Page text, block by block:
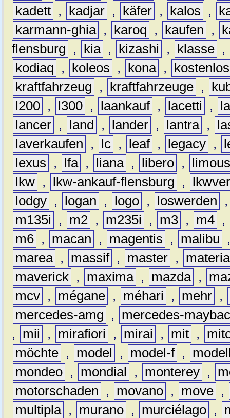
kadett , kadjar , käfer , kalos ,
karmann-ghia , karoq , kaufen ,
flensburg
, kia , kizashi , klasse ,
kodiaq
, koleos , kona ,
kostenlos
kraftfahrzeug
, kraftfahrzeuge ,
l200 , l300 , laankauf , lacetti ,
lancer , land , lander , lantra ,
laverkaufen
, lc , leaf , legacy ,
lexus
, lfa , liana , libero ,
lkw , lkw-ankauf-flensburg ,
lodgy , logan , logo , loswerden
m135i
, m2 , m235i , m3 , m4 ,
m6 , macan , magentis , malibu
marea , massif , master ,
materia
maverick , maxima , mazda ,
mcv , mégane , méhari , mehr ,
mercedes-amg
,
mercedes-
,
mii , mirafiori , mirai , mit ,
möchte , model , model-f ,
mondeo , mondial , monterey ,
motorschaden
, movano , move ,
multipla , murano , murciélago ,